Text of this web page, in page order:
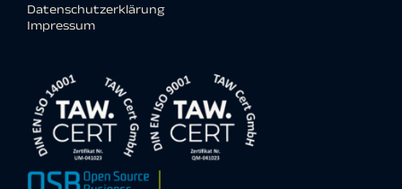
Datenschutzerklärung
Impressum